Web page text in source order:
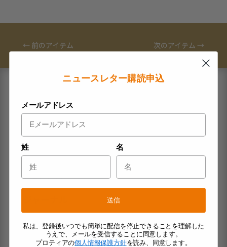
← 前のアイテム 次のアイテム →
アクティブサプリとは
コンセプト
システム
製品
製品について
初心者向けおすすめブログ記事
専門家の知見
ニュースレター購読申込
メールアドレス
姓 名
送信
私は、登録後いつでも簡単に配信を停止できることを理解した
うえで、メールを受信することに同意します。
プロティアの個人情報保護方針を読み、同意します。